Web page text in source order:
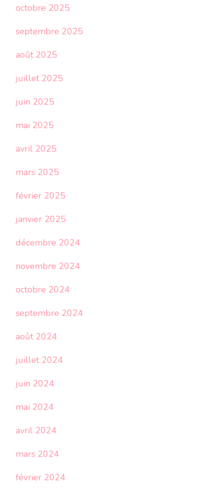
octobre 2025
septembre 2025
août 2025
juillet 2025
juin 2025
mai 2025
avril 2025
mars 2025
février 2025
janvier 2025
décembre 2024
novembre 2024
octobre 2024
septembre 2024
août 2024
juillet 2024
juin 2024
mai 2024
avril 2024
mars 2024
février 2024